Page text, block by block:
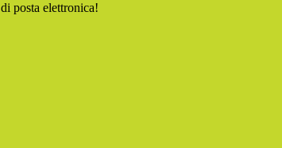
posta elettronica!